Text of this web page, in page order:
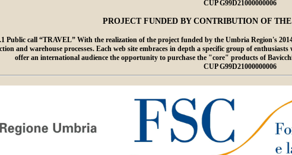
CUP G99D21000000006
PROJECT FUNDED BY CONTRIBUTION OF
Public call “TRAVEL” With the realization of the project funded by the Umbria Region's
and warehouse processes. Each web site embraces in depth a specific group of
offer an international audience the opportunity to purchase the "core" products of
CUP G99D21000000006